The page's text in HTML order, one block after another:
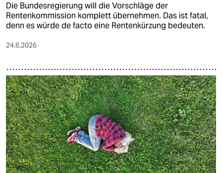
Die Bundesregierung will die Vorschläge der
Rentenkommission komplett übernehmen. Das ist fatal,
denn es würde de facto eine Rentenkürzung bedeuten.
24.6.2026